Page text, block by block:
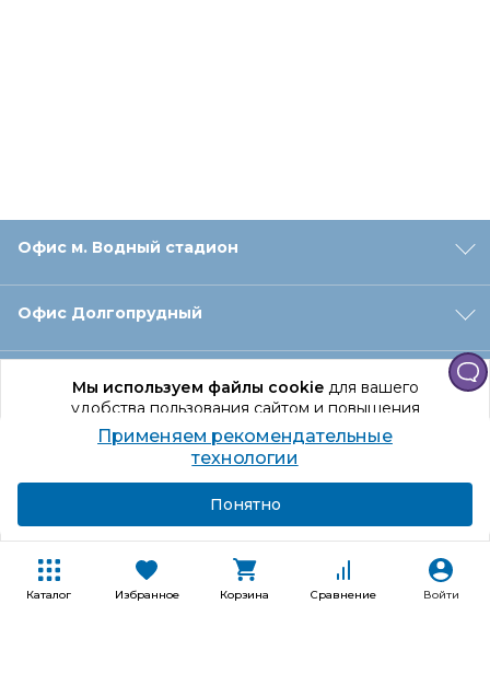
Каталог Избранное Корзина Сравнение Войти
Мы используем файлы cookieдля вашего
удобства пользования сайтом и повышения
качества рекомендаций.
Продолжая использование сайта, вы даете
согласие на обработку персональных данных
Офис м. Водный стадион
Офис Долгопрудный
Офис Санкт‑Петербург
Оформление заказа
Покупателям
Применяем рекомендательные
технологии
Понятно